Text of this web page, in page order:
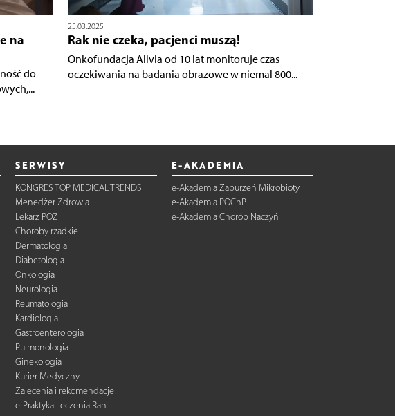
na
do
25.03.2025
Rak nie czeka, pacjenci muszą!
Onkofundacja Alivia od 10 lat monitoruje czas
oczekiwania na badania obrazowe w niemal 800...
SERWISY
KONGRES TOP MEDICAL TRENDS
Menedżer Zdrowia
Lekarz POZ
Choroby rzadkie
Dermatologia
Diabetologia
Onkologia
Neurologia
Reumatologia
Kardiologia
Gastroenterologia
Pulmonologia
Ginekologia
Kurier Medyczny
Zalecenia i rekomendacje
e-Praktyka Leczenia Ran
E-AKADEMIA
e-Akademia Zaburzeń Mikrobioty
e-Akademia POChP
e-Akademia Chorób Naczyń